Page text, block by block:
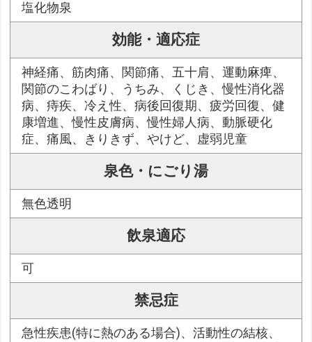
塩化物泉
効能・適応症
神経痛、筋肉痛、関節痛、五十肩、運動麻痺、
関節のこわばり、うちみ、くじき、慢性消化器
病、痔疾、冷え性、病後回復期、疲労回復、健
康増進、慢性皮膚病、慢性婦人病、動脈硬化
症、痛風、きりきず、やけど、虚弱児童
泉色・にごり湯
無色透明
飲泉適応
可
禁忌症
急性疾患(特に熱のある場合)、活動性の結核、